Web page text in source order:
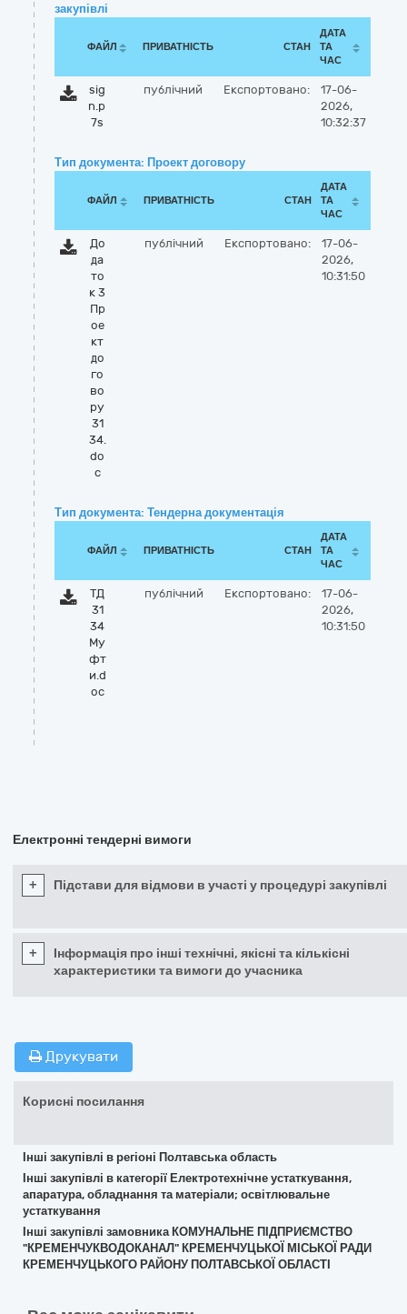
закупівлі
ФАЙЛ ПРИВАТНІСТЬ СТАН
ДАТА
ТА
ЧАС
sig
n.p
7s
публічний Експортовано:
17-06-
2026,
10:32:37
Тип документа: Проект договору
ФАЙЛ ПРИВАТНІСТЬ СТАН
ДАТА
ТА
ЧАС
До
да
то
к 3
Пр
ое
кт
до
го
во
ру
31
34.
do
c
публічний Експортовано:
17-06-
2026,
10:31:50
Тип документа: Тендерна документація
ФАЙЛ ПРИВАТНІСТЬ СТАН
ДАТА
ТА
ЧАС
ТД
31
34
Му
фт
и.d
oc
публічний Експортовано:
17-06-
2026,
10:31:50
Електронні тендерні вимоги
+ Підстави для відмови в участі у процедурі закупівлі
+
Інформація про інші технічні, якісні та кількісні
характеристики та вимоги до учасника
Друкувати
Корисні посилання
Інші закупівлі в регіоні Полтавська область
Інші закупівлі в категорії Електротехнічне устаткування,
апаратура, обладнання та матеріали; освітлювальне
устаткування
Інші закупівлі замовника КОМУНАЛЬНЕ ПІДПРИЄМСТВО
"КРЕМЕНЧУКВОДОКАНАЛ" КРЕМЕНЧУЦЬКОЇ МІСЬКОЇ РАДИ
КРЕМЕНЧУЦЬКОГО РАЙОНУ ПОЛТАВСЬКОЇ ОБЛАСТІ